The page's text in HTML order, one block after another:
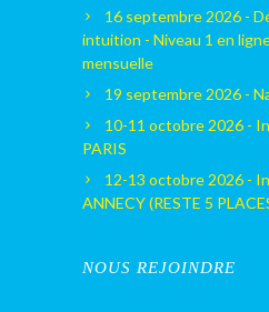
16 septembre 2026 -
intuition - Niveau 1 en
mensuelle
19 septembre 2026 -
10-11 octobre 2026 -
PARIS
12-13 octobre 2026 -
ANNECY (RESTE 5
NOUS REJOINDRE